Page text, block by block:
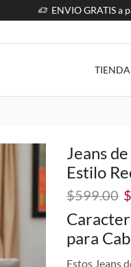
ENVIO GRATIS a
TIENDA
Jeans
Estilo
$599.00 El
$
para
Estos Jeans